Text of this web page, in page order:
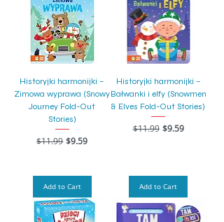
Historyjki harmonijki –
Zimowa wyprawa (Snowy
Journey Fold-Out
Stories)
Regular Price
$11.99 Sale Price
$9.59
Add to Cart
Historyjki harmonijki –
Bałwanki i elfy (Snowmen
& Elves Fold-Out Stories)
Regular Price
$11.99 Sale Price
$9.59
Add to Cart